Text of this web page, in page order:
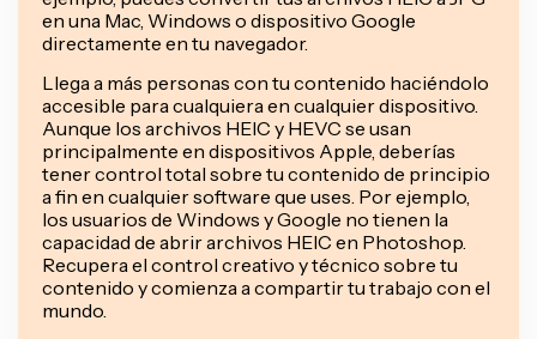
en una Mac, Windows o dispositivo Google
directamente en tu navegador.
Llega a más personas con tu contenido haciéndolo
accesible para cualquiera en cualquier dispositivo.
Aunque los archivos HEIC y HEVC se usan
principalmente en dispositivos Apple, deberías
tener control total sobre tu contenido de principio
a fin en cualquier software que uses. Por ejemplo,
los usuarios de Windows y Google no tienen la
capacidad de abrir archivos HEIC en Photoshop.
Recupera el control creativo y técnico sobre tu
contenido y comienza a compartir tu trabajo con el
mundo.